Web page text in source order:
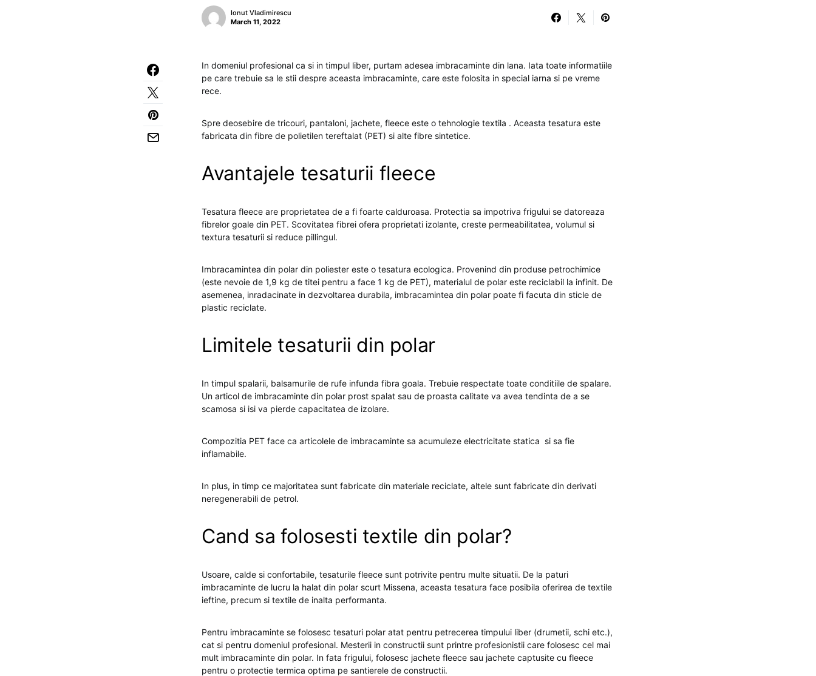
Ionut Vladimirescu
March 11, 2022
In domeniul profesional ca si in timpul liber, purtam adesea imbracaminte din lana. Iata toate informatiile
pe care trebuie sa le stii despre aceasta imbracaminte, care este folosita in special iarna si pe vreme
rece.
Spre deosebire de tricouri, pantaloni, jachete, fleece este o tehnologie textila . Aceasta tesatura este
fabricata din fibre de polietilen tereftalat (PET) si alte fibre sintetice.
Avantajele tesaturii fleece
Tesatura fleece are proprietatea de a fi foarte calduroasa. Protectia sa impotriva frigului se datoreaza
fibrelor goale din PET. Scovitatea fibrei ofera proprietati izolante, creste permeabilitatea, volumul si
textura tesaturii si reduce pillingul.
Imbracamintea din polar din poliester este o tesatura ecologica. Provenind din produse petrochimice
(este nevoie de 1,9 kg de titei pentru a face 1 kg de PET), materialul de polar este reciclabil la infinit. De
asemenea, inradacinate in dezvoltarea durabila, imbracamintea din polar poate fi facuta din sticle de
plastic reciclate.
Limitele tesaturii din polar
In timpul spalarii, balsamurile de rufe infunda fibra goala. Trebuie respectate toate conditiile de spalare.
Un articol de imbracaminte din polar prost spalat sau de proasta calitate va avea tendinta de a se
scamosa si isi va pierde capacitatea de izolare.
Compozitia PET face ca articolele de imbracaminte sa acumuleze electricitate statica si sa fie
inflamabile.
In plus, in timp ce majoritatea sunt fabricate din materiale reciclate, altele sunt fabricate din derivati
neregenerabili de petrol.
Cand sa folosesti textile din polar?
Usoare, calde si confortabile, tesaturile fleece sunt potrivite pentru multe situatii. De la paturi
imbracaminte de lucru la halat din polar scurt Missena, aceasta tesatura face posibila oferirea de textile
ieftine, precum si textile de inalta performanta.
Pentru imbracaminte se folosesc tesaturi polar atat pentru petrecerea timpului liber (drumetii, schi etc.),
cat si pentru domeniul profesional. Mesterii in constructii sunt printre profesionistii care folosesc cel mai
mult imbracaminte din polar. In fata frigului, folosesc jachete fleece sau jachete captusite cu fleece
pentru o protectie termica optima pe santierele de constructii.